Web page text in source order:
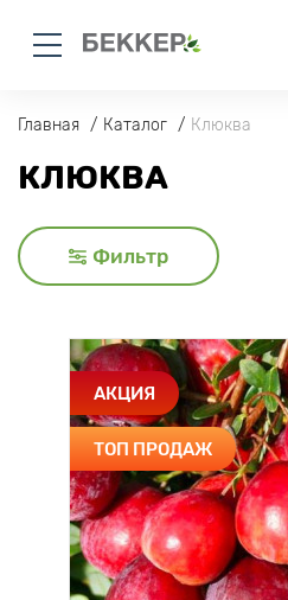
Главная Каталог Клюква
КЛЮКВА
Фильтр
АКЦИЯ
ТОП ПРОДАЖ